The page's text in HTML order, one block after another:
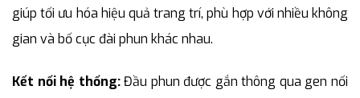
giúp tối ưu hóa hiệu quả trang trí, phù hợp với nhiều không
gian và bố cục đài phun khác nhau.
Kết nối hệ thống:Đầu phun được gắn thông qua gen nối